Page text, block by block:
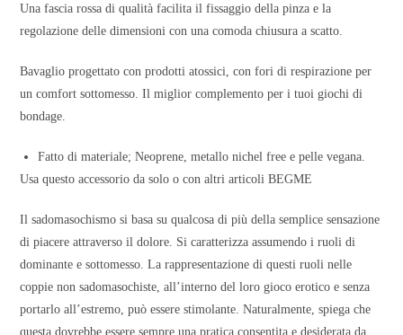
Una fascia rossa di qualità facilita il fissaggio della pinza e la
regolazione delle dimensioni con una comoda chiusura a scatto.
Bavaglio progettato con prodotti atossici, con fori di respirazione per
un comfort sottomesso. Il miglior complemento per i tuoi giochi di
bondage.
Fatto di materiale; Neoprene, metallo nichel free e pelle vegana.
Usa questo accessorio da solo o con altri articoli BEGME
Il sadomasochismo si basa su qualcosa di più della semplice sensazione
di piacere attraverso il dolore. Si caratterizza assumendo i ruoli di
dominante e sottomesso. La rappresentazione di questi ruoli nelle
coppie non sadomasochiste, all’interno del loro gioco erotico e senza
portarlo all’estremo, può essere stimolante. Naturalmente, spiega che
questa dovrebbe essere sempre una pratica consentita e desiderata da